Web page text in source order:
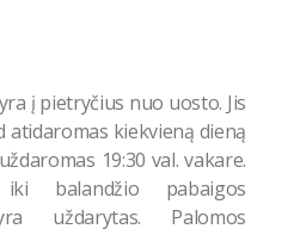
į pietryčius nuo uosto. Jis
atidaromas kiekvieną dieną
19:30 val. vakare.
balandžio pabaigos
uždarytas. Palomos